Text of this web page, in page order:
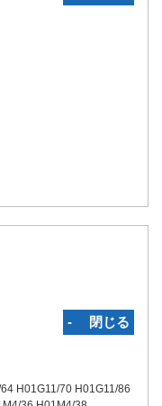
‐ 閉じる
H01G11/70 H01G11/86